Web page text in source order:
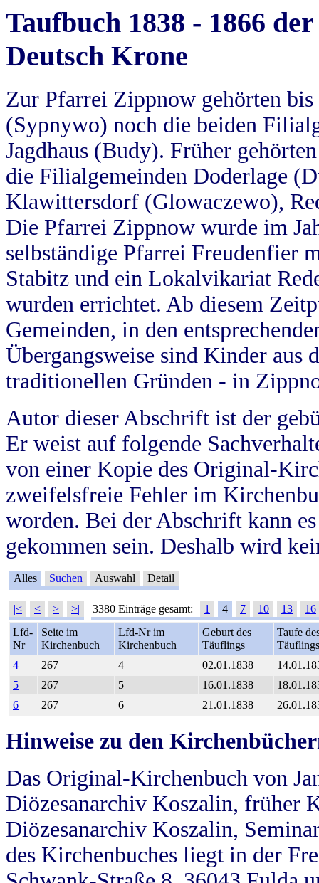
Taufbuch 1838 - 1866
Deutsch Krone
Zur Pfarrei Zippnow gehörten
(Sypnywo) noch die beiden
Jagdhaus (Budy). Früher
die Filialgemeinden Doderlage
Klawittersdorf (Glowaczewo),
Die Pfarrei Zippnow wurde im
selbständige Pfarrei Freudenfier
Stabitz und ein Lokalvikariat
wurden errichtet. Ab diesem
Gemeinden, in den
Übergangsweise sind Kinder aus
traditionellen Gründen - in
Autor dieser Abschrift ist der
Er weist auf folgende
von einer Kopie des Original-
zweifelsfreie Fehler im
worden. Bei der Abschrift kann
gekommen sein. Deshalb wird
Alles Suchen Auswahl Detail
|< < > >| 3380 Einträge gesamt: 1 4 7 10 13
16
Lfd-
Nr
Seite im
Kirchenbuch
Lfd-Nr im
Kirchenbuch
Geburt des
Täuflings
Taufe
Täuflings
4
267 4 02.01.1838
5
267 5 16.01.1838
6
267 6 21.01.1838
Hinweise zu den
Das Original-Kirchenbuch von
Diözesanarchiv Koszalin, früher
Diözesanarchiv Koszalin,
des Kirchenbuches liegt in der